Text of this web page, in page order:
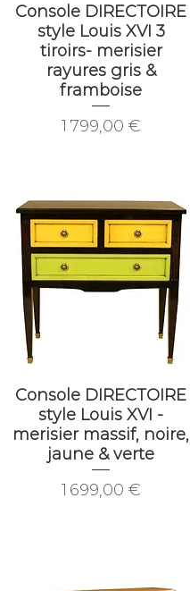
Console DIRECTOIRE
style Louis XVI 3
tiroirs- merisier
rayures gris &
framboise
Prix
1 799,00 €
Console DIRECTOIRE
style Louis XVI -
merisier massif, noire,
jaune & verte
Prix
1 699,00 €